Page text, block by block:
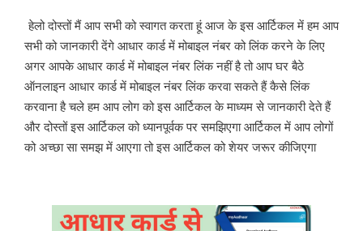
हेलो दोस्तों मैं आप सभी को स्वागत करता हूं आज के इस आर्टिकल में हम आप
सभी को जानकारी देंगे आधार कार्ड में मोबाइल नंबर को लिंक करने के लिए
अगर आपके आधार कार्ड में मोबाइल नंबर लिंक नहीं है तो आप घर बैठे
ऑनलाइन आधार कार्ड में मोबाइल नंबर लिंक करवा सकते हैं कैसे लिंक
करवाना है चले हम आप लोग को इस आर्टिकल के माध्यम से जानकारी देते हैं
और दोस्तों इस आर्टिकल को ध्यानपूर्वक पर समझिएगा आर्टिकल में आप लोगों
को अच्छा सा समझ में आएगा तो इस आर्टिकल को शेयर जरूर कीजिएगा